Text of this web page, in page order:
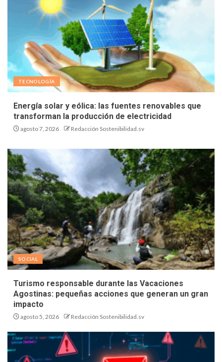
TECNOLOGÍA
Energía solar y eólica: las fuentes renovables que
transforman la producción de electricidad
agosto 7, 2026 Redacción Sostenibilidad.sv
SOCIAL
Turismo responsable durante las Vacaciones
Agostinas: pequeñas acciones que generan un gran
impacto
agosto 5, 2026 Redacción Sostenibilidad.sv